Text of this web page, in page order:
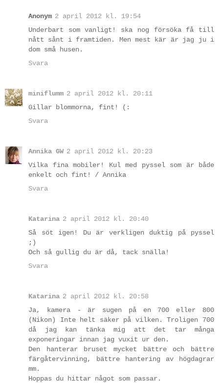
Anonym 2 april 2012 kl. 19:54
Underbart som vanligt! ska nog försöka få till
nått sånt i framtiden. Men mest kär är jag ju i
dom små husen.
Svara
miniflumm 2 april 2012 kl. 20:11
Gillar blommorna, fint! (:
Svara
Annika GW 2 april 2012 kl. 20:23
Vilka fina mobiler! Kul med pyssel som är både
enkelt och fint! / Annika
Svara
Katarina 2 april 2012 kl. 20:40
Så söt igen! Du är verkligen duktig på pyssel
;)
Och så gullig du är då, tack snälla!
Svara
Katarina 2 april 2012 kl. 20:58
Ja, kamera - är sugen på en 700 eller 800
(Nikon) Inte helt säker på vilken. Troligen 700
då jag kan tänka mig att det tar många
exponeringar innan jag vuxit ur den.
Den hanterar bruset mycket bättre och bättre
färgåtervinning, bättre hantering av högdagrar
mm.
Hoppas du hittar något som passar.